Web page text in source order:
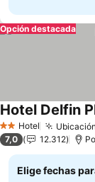
Opción destacada
2 Estrellas
Hotel
Hotel Delfin
7,0 12.312
Elige fechas